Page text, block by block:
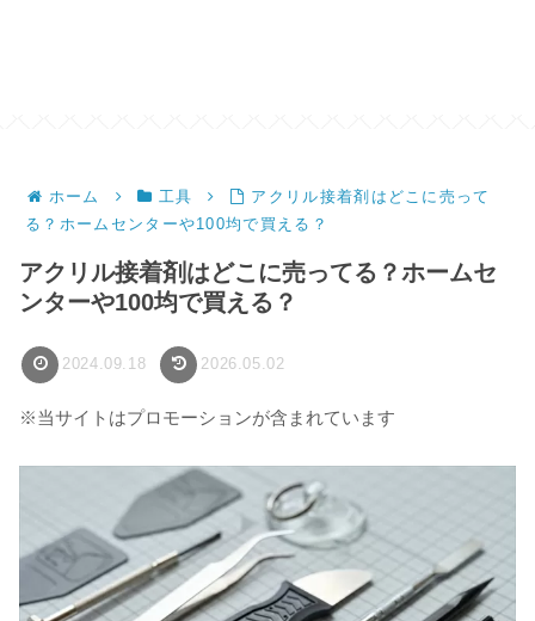
ホーム 工具
アクリル接着剤はどこに売って
る？ホームセンターや100均で買える？
アクリル接着剤はどこに売ってる？ホームセ
ンターや100均で買える？
2024.09.18 2026.05.02
※当サイトはプロモーションが含まれています